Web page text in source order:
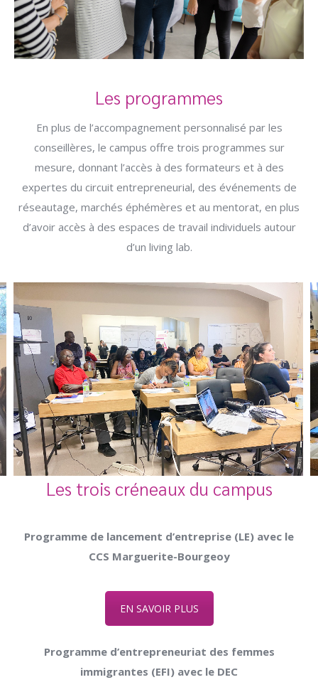
Les programmes
En plus de l’accompagnement personnalisé par les
conseillères, le campus offre trois programmes sur
mesure, donnant l’accès à des formateurs et à des
expertes du circuit entrepreneurial, des événements de
réseautage, marchés éphémères et au mentorat, en plus
d’avoir accès à des espaces de travail individuels autour
d’un living lab.
Les trois créneaux du campus
Programme de lancement d’entreprise (LE) avec le
CCS Marguerite-Bourgeoy
EN SAVOIR PLUS
Programme d’entrepreneuriat des femmes
immigrantes (EFI) avec le DEC